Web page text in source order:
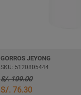
GORROS JEYONG
SKU: 5120805444
S/. 109.00
S/. 76.30